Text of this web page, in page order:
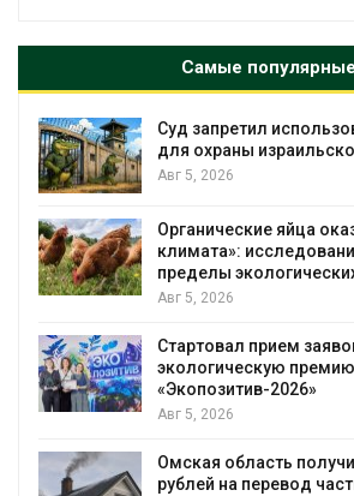
Самые популярные
Суд запретил
для охраны
Авг 5, 2026
Органические яйца
климата»:
пределы
Авг 5, 2026
Стартовал прием
экологическую премию
«Экопозитив-2026»
Авг 5, 2026
Омская область
рублей на перевод